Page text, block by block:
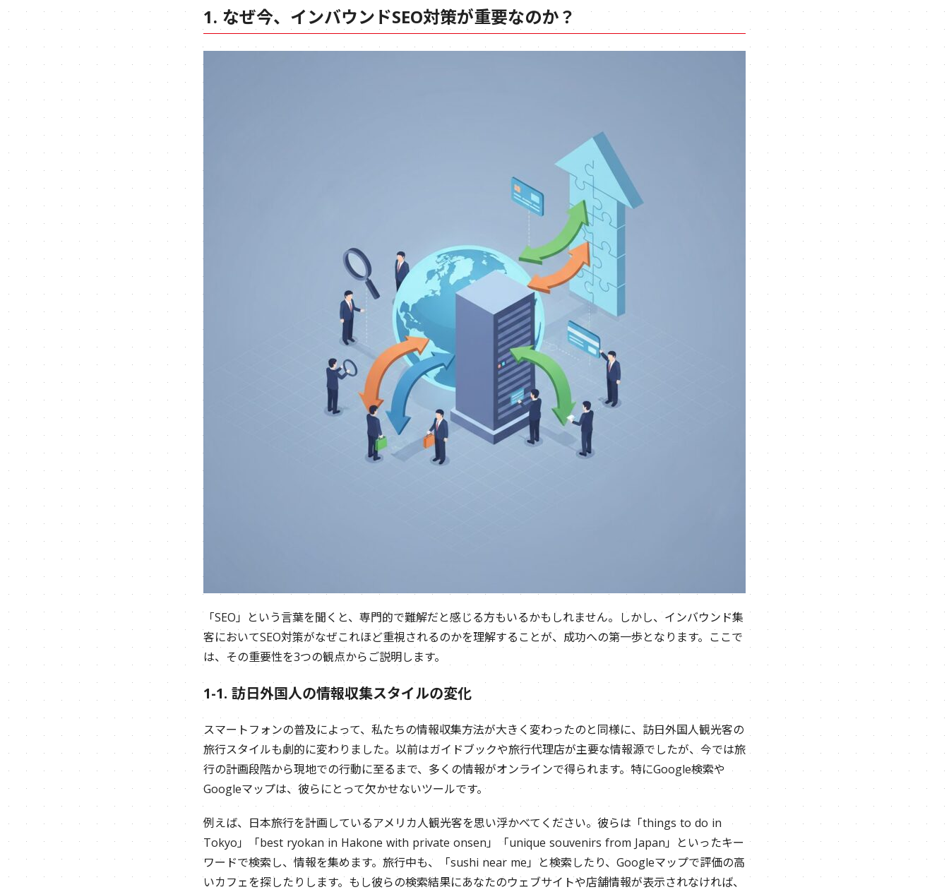
1. なぜ今、インバウンドSEO対策が重要なのか？
「SEO」という言葉を聞くと、専門的で難解だと感じる方もいるかもしれません。しかし、インバウンド集
客においてSEO対策がなぜこれほど重視されるのかを理解することが、成功への第一歩となります。ここで
は、その重要性を3つの観点からご説明します。
1-1. 訪日外国人の情報収集スタイルの変化
スマートフォンの普及によって、私たちの情報収集方法が大きく変わったのと同様に、訪日外国人観光客の
旅行スタイルも劇的に変わりました。以前はガイドブックや旅行代理店が主要な情報源でしたが、今では旅
行の計画段階から現地での行動に至るまで、多くの情報がオンラインで得られます。特にGoogle検索や
Googleマップは、彼らにとって欠かせないツールです。
例えば、日本旅行を計画しているアメリカ人観光客を思い浮かべてください。彼らは「things to do in
Tokyo」「best ryokan in Hakone with private onsen」「unique souvenirs from Japan」といったキー
ワードで検索し、情報を集めます。旅行中も、「sushi near me」と検索したり、Googleマップで評価の高
いカフェを探したりします。もし彼らの検索結果にあなたのウェブサイトや店舗情報が表示されなければ、